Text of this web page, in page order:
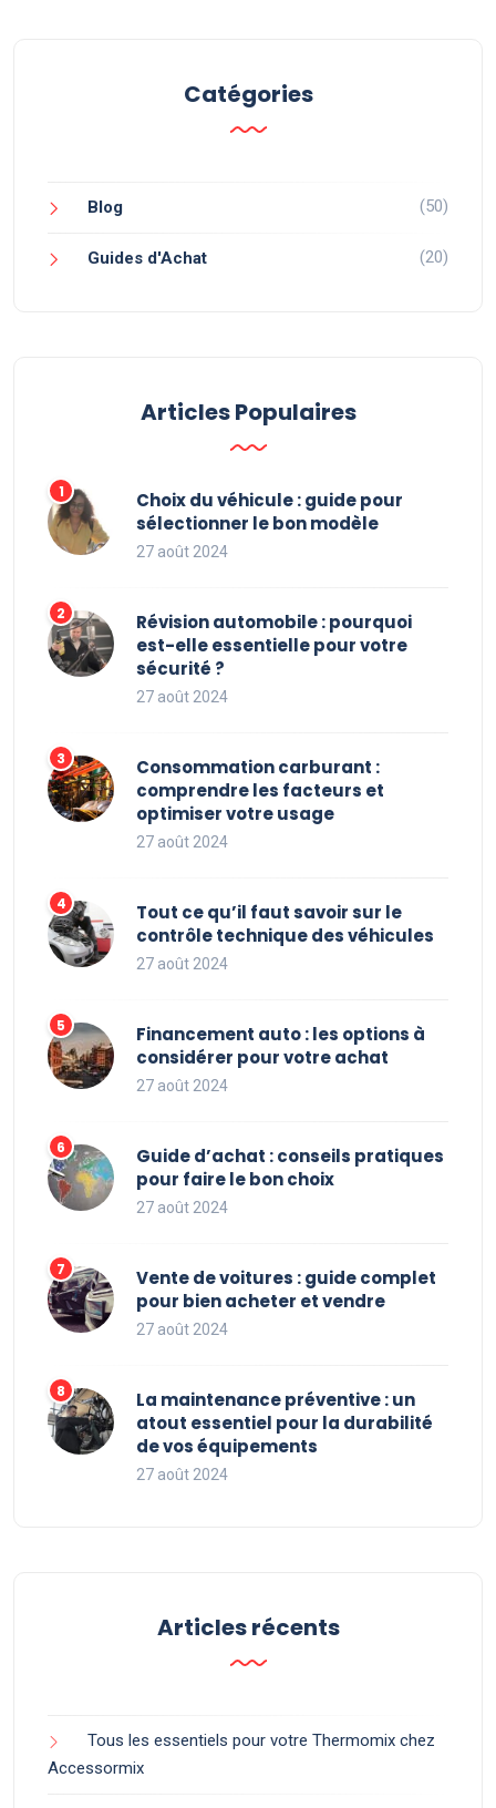
Catégories
Blog (50)
Guides d'Achat (20)
Articles Populaires
Choix du véhicule : guide pour
sélectionner le bon modèle
27 août 2024
Révision automobile : pourquoi
est-elle essentielle pour votre
sécurité ?
27 août 2024
Consommation carburant :
comprendre les facteurs et
optimiser votre usage
27 août 2024
Tout ce qu’il faut savoir sur le
contrôle technique des véhicules
27 août 2024
Financement auto : les options à
considérer pour votre achat
27 août 2024
Guide d’achat : conseils pratiques
pour faire le bon choix
27 août 2024
Vente de voitures : guide complet
pour bien acheter et vendre
27 août 2024
La maintenance préventive : un
atout essentiel pour la durabilité
de vos équipements
27 août 2024
Articles récents
Tous les essentiels pour votre Thermomix chez
Accessormix